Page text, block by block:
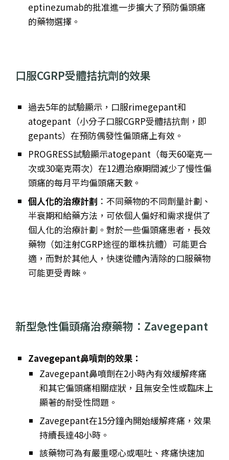
eptinezumab的批准進一步擴大了預防偏頭痛
的藥物選擇。
口服CGRP受體拮抗劑的效果
過去5年的試驗顯示，口服rimegepant和
atogepant（小分子口服CGRP受體拮抗劑，即
gepants）在預防偶發性偏頭痛上有效。
PROGRESS試驗顯示atogepant（每天60毫克一
次或30毫克兩次）在12週治療期間減少了慢性偏
頭痛的每月平均偏頭痛天數。
個人化的治療計劃 ：不同藥物的不同劑量計劃、
半衰期和給藥方法，可依個人偏好和需求提供了
個人化的治療計劃。對於一些偏頭痛患者，長效
藥物（如注射CGRP途徑的單株抗體）可能更合
適，而對於其他人，快速從體內清除的口服藥物
可能更受青睞。
新型急性偏頭痛治療藥物：Zavegepant
Zavegepant鼻噴劑的效果：
Zavegepant鼻噴劑在2小時內有效緩解疼痛
和其它偏頭痛相關症狀，且無安全性或臨床上
顯著的耐受性問題。
Zavegepant在15分鐘內開始緩解疼痛，效果
持續長達48小時。
該藥物可為有嚴重噁心或嘔吐、疼痛快速加